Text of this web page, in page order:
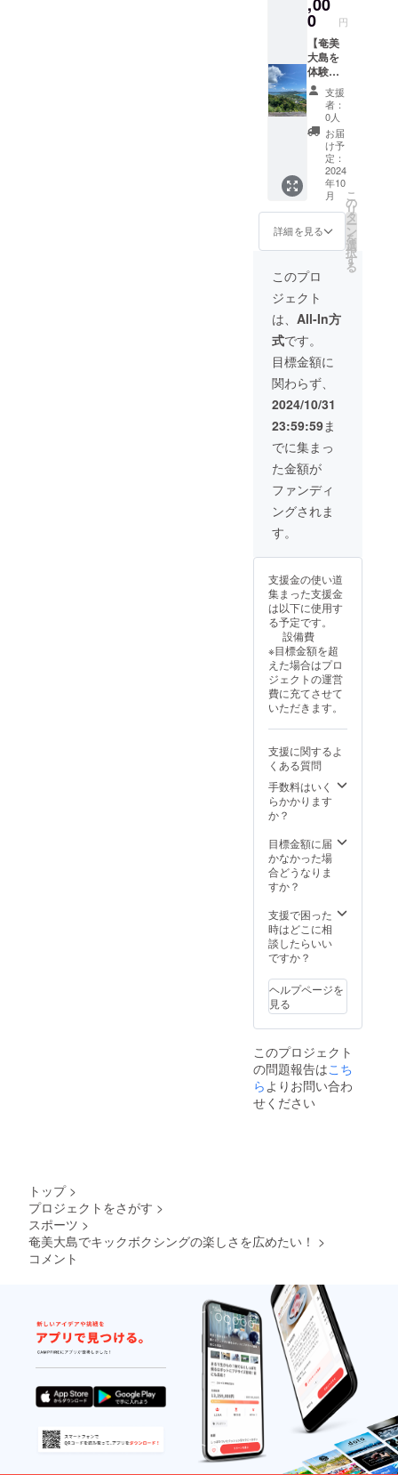
場で
す。実
施場所
までの
交通費
は支援
者でご
負担く
ださ
い。
【シマ
ハンカ
チ】 大
島紬の
絣（か
すり）
フにし
た新商
品。珊
瑚や蘇
轍など
奄美大
島を感
じるこ
とので
きる製
品で
す。 ご
希望の
色はご
支援い
ただい
た後、
メール
ださ
くださ
い。
https://
yunosu
keportf
olio.wix
site.co
m/portf
olio マ
ンツー
マン
レッス
ン×3回
付き ・
実施概
要：90
分×3回
(水曜日
または
土曜日)
・有効
期限：
団体が
存続す
る限り
・受講
方法：
実施場
所は奄
美市名
瀬運動
公園格
技場で
す。実
施場所
までの
者でご
ださ
い。 ・
デザイ
ンの詳
細につ
きまし
ては、
ご支援
いただ
きまし
てから
にてご
相談く
ださ
い。
0 円
【奄美
大島を
体験し
よう！
奄美大
島で過
ごす1
日】 奄
美大島
にお越
しいた
だいた
際に
は、奄
美大島
のロー
カル1日
をお楽
しみい
ただき
ます！
観光ツ
アーと
は一味
違った
奄美の
雰囲気
を感じ
られる
場所へ
お連れ
しま
す。 マ
ンツー
ン×3回
実施概
要：90
分×1回
(水曜日
または
土曜日)
・有効
期限：
団体が
存続す
る限り
方法：
実施場
所は奄
美市名
瀬運動
技場で
す。実
施場所
までの
は支援
者でご
負担く
ださ
美大島
体験に
ついて-
時間程
度を予
定して
おりま
すが、
いただ
く人数
たしま
す。 ・
ご案内
場所例 -
加計呂
麻島 -
モダマ
自生地 -
金作原 -
アマミ
ノクロ
ウサギ
生息地
支援
者：
0人
お届
け予
定：
2024
年10
月
詳細を見る
こ
の
リ
タ
ー
ン
を
選
択
す
る
このプロ
ジェクト
は、 All-In方
式です。
目標金額に
関わらず、
2024/10/31
23:59:59ま
でに集まっ
た金額が
ファンディ
ングされま
す。
支援金の使い道
集まった支援金
は以下に使用す
る予定です。
設備費
※目標金額を超
えた場合はプロ
ジェクトの運営
費に充てさせて
いただきます。
支援に関するよ
くある質問
手数料はいく
らかかります
か？
目標金額に届
かなかった場
合どうなりま
すか？
支援で困った
時はどこに相
談したらいい
ですか？
ヘルプページを
見る
このプロジェクト
の問題報告はこち
ら よりお問い合わ
せください
トップ >
プロジェクトをさがす >
スポーツ >
奄美大島でキックボクシングの楽しさを広めたい！ >
コメント